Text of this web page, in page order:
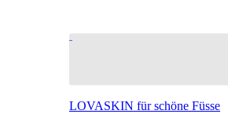
LOVASKIN für schöne Füsse